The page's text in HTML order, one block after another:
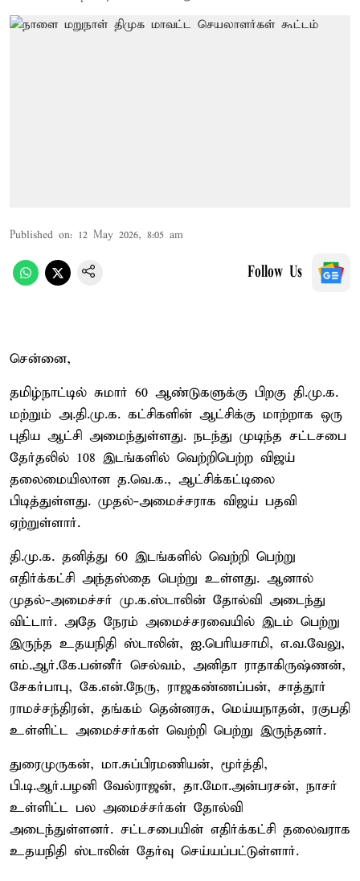
Published on: 12 May 2026, 8:05 am
Follow Us
சென்னை,
தமிழ்நாட்டில் சுமார் 60 ஆண்டுகளுக்கு பிறகு தி.மு.க.
மற்றும் அ.தி.மு.க. கட்சிகளின் ஆட்சிக்கு மாற்றாக ஒரு
புதிய ஆட்சி அமைந்துள்ளது. நடந்து முடிந்த சட்டசபை
தேர்தலில் 108 இடங்களில் வெற்றிபெற்ற விஜய்
தலைமையிலான த.வெ.க., ஆட்சிக்கட்டிலை
பிடித்துள்ளது. முதல்-அமைச்சராக விஜய் பதவி
ஏற்றுள்ளார்.
தி.மு.க. தனித்து 60 இடங்களில் வெற்றி பெற்று
எதிர்க்கட்சி அந்தஸ்தை பெற்று உள்ளது. ஆனால்
முதல்-அமைச்சர் மு.க.ஸ்டாலின் தோல்வி அடைந்து
விட்டார். அதே நேரம் அமைச்சரவையில் இடம் பெற்று
இருந்த உதயநிதி ஸ்டாலின், ஐ.பெரியசாமி, எ.வ.வேலு,
எம்.ஆர்.கே.பன்னீர் செல்வம், அனிதா ராதாகிருஷ்ணன்,
சேகர்பாபு, கே.என்.நேரு, ராஜகண்ணப்பன், சாத்தூர்
ராமச்சந்திரன், தங்கம் தென்னரசு, மெய்யநாதன், ரகுபதி
உள்ளிட்ட அமைச்சர்கள் வெற்றி பெற்று இருந்தனர்.
துரைமுருகன், மா.சுப்பிரமணியன், மூர்த்தி,
பி.டி.ஆர்.பழனி வேல்ராஜன், தா.மோ.அன்பரசன், நாசர்
உள்ளிட்ட பல அமைச்சர்கள் தோல்வி
அடைந்துள்ளனர். சட்டசபையின் எதிர்க்கட்சி தலைவராக
உதயநிதி ஸ்டாலின் தேர்வு செய்யப்பட்டுள்ளார்.